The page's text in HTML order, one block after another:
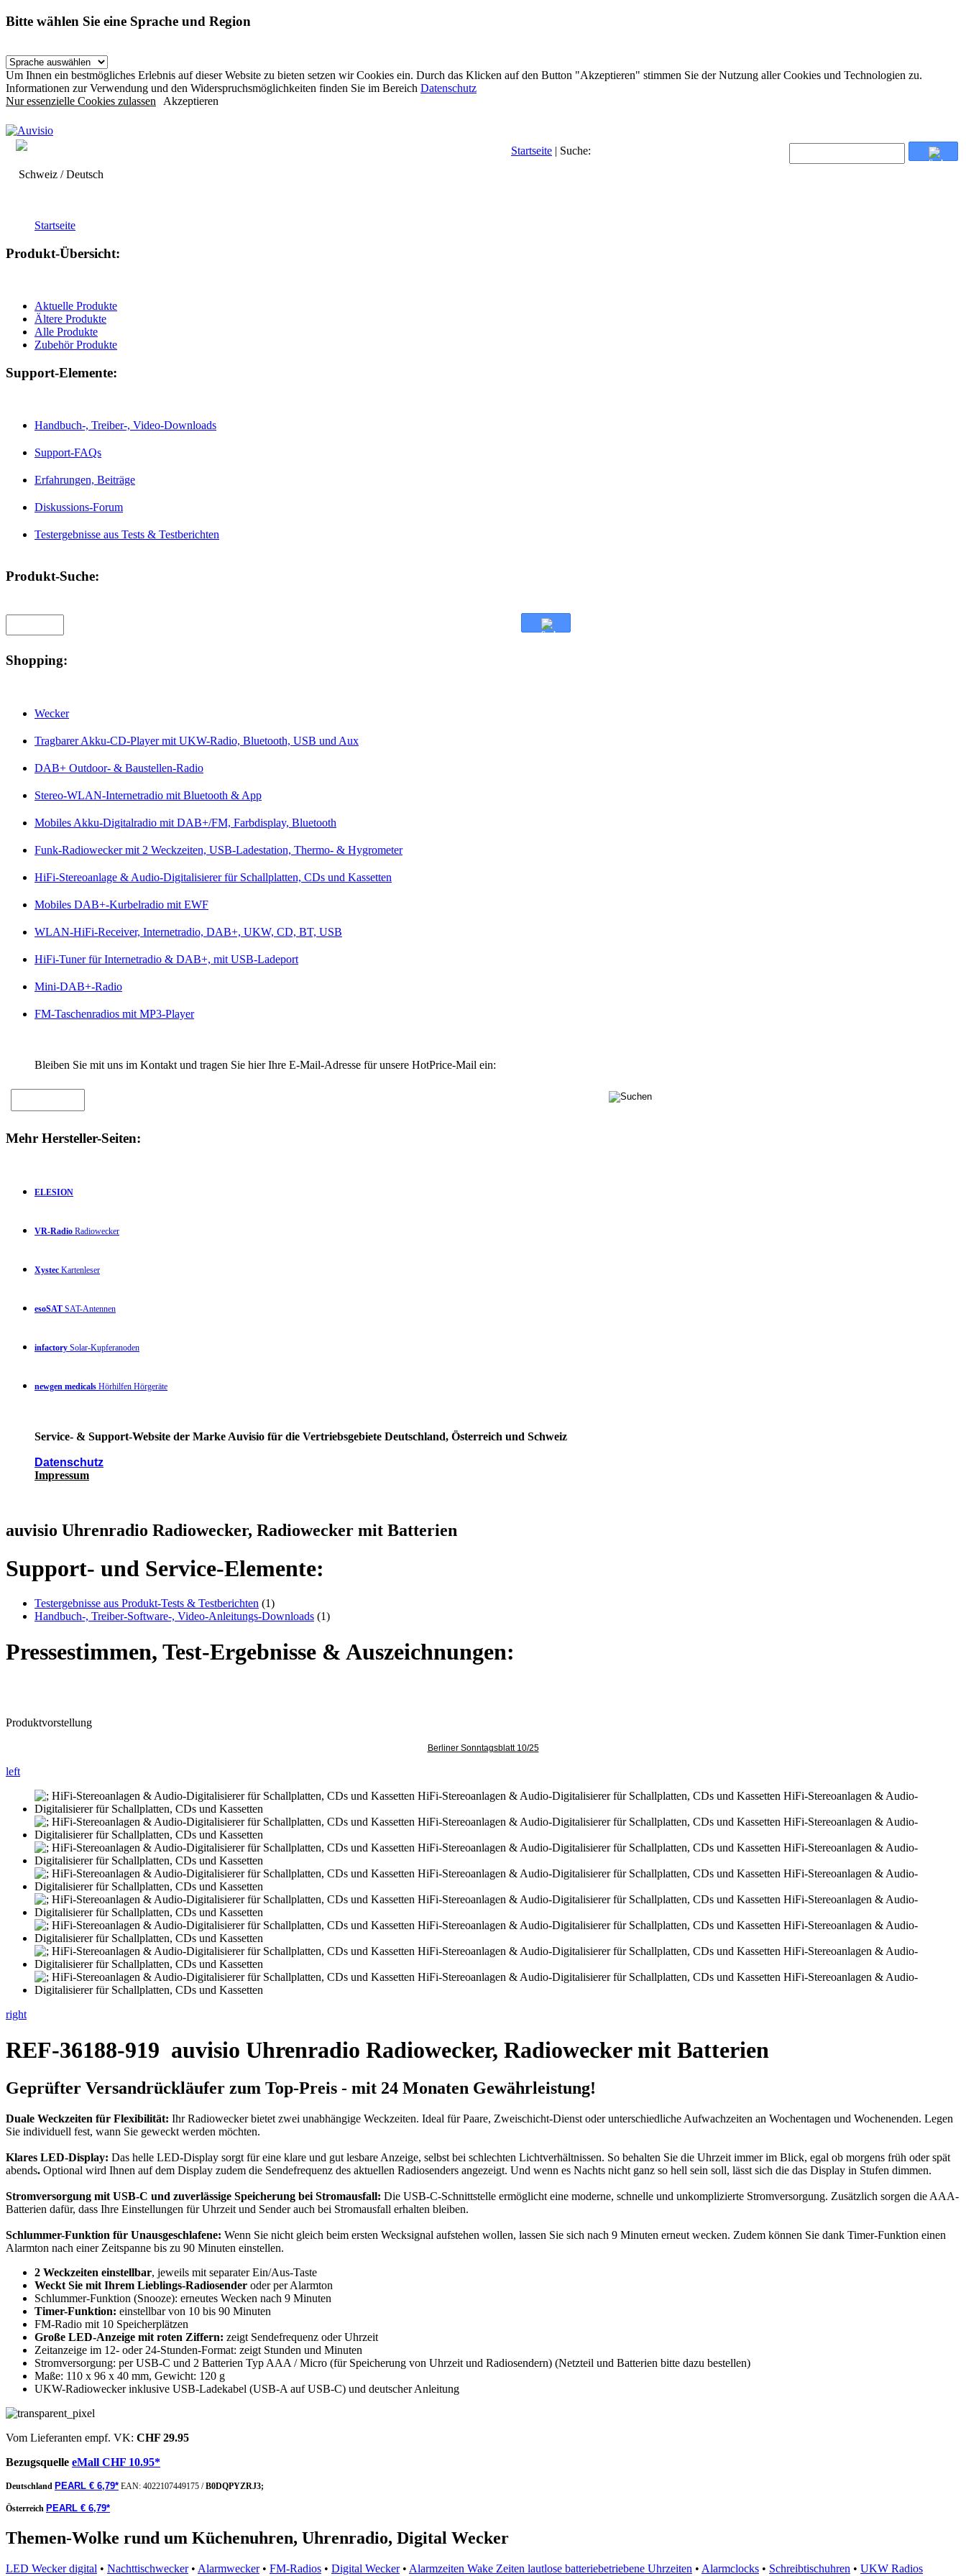
Bitte wählen Sie eine Sprache und Region
Um Ihnen ein bestmögliches Erlebnis auf dieser Website zu bieten setzen wir Cookies ein. Durch das Klicken auf den Button "Akzeptieren" stimmen Sie der Nutzung aller Cookies und Technologien zu.
Informationen zur Verwendung und den Widerspruchsmöglichkeiten finden Sie im Bereich Datenschutz
Nur essenzielle Cookies zulassen Akzeptieren
Schweiz / Deutsch
Startseite | Suche:
Startseite
Produkt-Übersicht:
Aktuelle Produkte
Ältere Produkte
Alle Produkte
Zubehör Produkte
Support-Elemente:
Handbuch-, Treiber-, Video-Downloads
Support-FAQs
Erfahrungen, Beiträge
Diskussions-Forum
Testergebnisse aus Tests & Testberichten
Produkt-Suche:
Shopping:
Wecker
Tragbarer Akku-CD-Player mit UKW-Radio, Bluetooth, USB und Aux
DAB+ Outdoor- & Baustellen-Radio
Stereo-WLAN-Internetradio mit Bluetooth & App
Mobiles Akku-Digitalradio mit DAB+/FM, Farbdisplay, Bluetooth
Funk-Radiowecker mit 2 Weckzeiten, USB-Ladestation, Thermo- & Hygrometer
HiFi-Stereoanlage & Audio-Digitalisierer für Schallplatten, CDs und Kassetten
Mobiles DAB+-Kurbelradio mit EWF
WLAN-HiFi-Receiver, Internetradio, DAB+, UKW, CD, BT, USB
HiFi-Tuner für Internetradio & DAB+, mit USB-Ladeport
Mini-DAB+-Radio
FM-Taschenradios mit MP3-Player
Bleiben Sie mit uns im Kontakt und tragen Sie hier Ihre E-Mail-Adresse für unsere HotPrice-Mail ein:
Mehr Hersteller-Seiten:
ELESION
VR-Radio Radiowecker
Xystec Kartenleser
esoSAT SAT-Antennen
infactory Solar-Kupferanoden
newgen medicals Hörhilfen Hörgeräte
Service- & Support-Website der Marke Auvisio für die Vertriebsgebiete Deutschland, Österreich und Schweiz
Datenschutz
Impressum
auvisio Uhrenradio Radiowecker, Radiowecker mit Batterien
Support- und Service-Elemente:
Testergebnisse aus Produkt-Tests & Testberichten (1)
Handbuch-, Treiber-Software-, Video-Anleitungs-Downloads (1)
Pressestimmen, Test-Ergebnisse & Auszeichnungen:
Produktvorstellung
Berliner Sonntagsblatt 10/25
left
right
REF-36188-919 auvisio Uhrenradio Radiowecker, Radiowecker mit Batterien
Geprüfter Versandrückläufer zum Top-Preis - mit 24 Monaten Gewährleistung!
Duale Weckzeiten für Flexibilität: Ihr Radiowecker bietet zwei unabhängige Weckzeiten. Ideal für Paare, Zweischicht-Dienst oder unterschiedliche Aufwachzeiten an Wochentagen und Wochenenden. Legen
Sie individuell fest, wann Sie geweckt werden möchten.
Klares LED-Display: Das helle LED-Display sorgt für eine klare und gut lesbare Anzeige, selbst bei schlechten Lichtverhältnissen. So behalten Sie die Uhrzeit immer im Blick, egal ob morgens früh oder spät
abends. Optional wird Ihnen auf dem Display zudem die Sendefrequenz des aktuellen Radiosenders angezeigt. Und wenn es Nachts nicht ganz so hell sein soll, lässt sich die das Display in Stufen dimmen.
Stromversorgung mit USB-C und zuverlässige Speicherung bei Stromausfall: Die USB-C-Schnittstelle ermöglicht eine moderne, schnelle und unkomplizierte Stromversorgung. Zusätzlich sorgen die AAA-
Batterien dafür, dass Ihre Einstellungen für Uhrzeit und Sender auch bei Stromausfall erhalten bleiben.
Schlummer-Funktion für Unausgeschlafene: Wenn Sie nicht gleich beim ersten Wecksignal aufstehen wollen, lassen Sie sich nach 9 Minuten erneut wecken. Zudem können Sie dank Timer-Funktion einen
Alarmton nach einer Zeitspanne bis zu 90 Minuten einstellen.
2 Weckzeiten einstellbar, jeweils mit separater Ein/Aus-Taste
Weckt Sie mit Ihrem Lieblings-Radiosender oder per Alarmton
Schlummer-Funktion (Snooze): erneutes Wecken nach 9 Minuten
Timer-Funktion: einstellbar von 10 bis 90 Minuten
FM-Radio mit 10 Speicherplätzen
Große LED-Anzeige mit roten Ziffern: zeigt Sendefrequenz oder Uhrzeit
Zeitanzeige im 12- oder 24-Stunden-Format: zeigt Stunden und Minuten
Stromversorgung: per USB-C und 2 Batterien Typ AAA / Micro (für Speicherung von Uhrzeit und Radiosendern) (Netzteil und Batterien bitte dazu bestellen)
Maße: 110 x 96 x 40 mm, Gewicht: 120 g
UKW-Radiowecker inklusive USB-Ladekabel (USB-A auf USB-C) und deutscher Anleitung
Vom Lieferanten empf. VK: CHF 29.95
Bezugsquelle eMall CHF 10.95*
Deutschland PEARL € 6,79* EAN: 4022107449175 /B0DQPYZRJ3;
Österreich PEARL € 6,79*
Themen-Wolke rund um Küchenuhren, Uhrenradio, Digital Wecker
LED Wecker digital • Nachttischwecker• Alarmwecker• FM-Radios • Digital Wecker• Alarmzeiten Wake Zeiten lautlose batteriebetriebene Uhrzeiten • Alarmclocks • Schreibtischuhren • UKW Radios